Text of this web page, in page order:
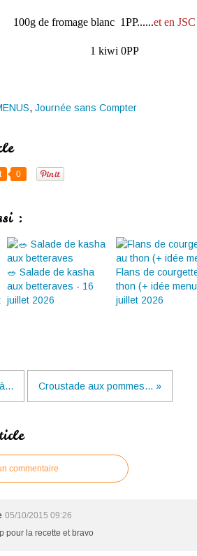
100g de fromage blanc 1PP......et en
1 kiwi 0PP
, Journée sans Compter
0
:
🥗 Salade de kasha
aux betteraves - 16
juillet 2026
Flans de
thon (+ idée
juillet 2026
Croustade aux pommes... »
commentaire
05/10/2015 09:26
pour la recette et bravo